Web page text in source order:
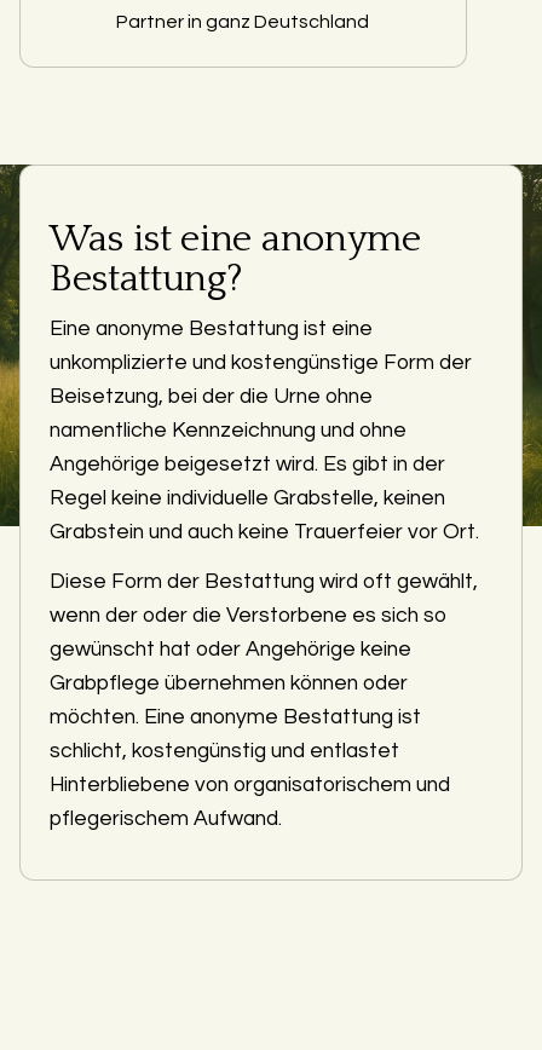
Partner in ganz Deutschland
Was ist eine anonyme
Bestattung?
Eine anonyme Bestattung ist eine
unkomplizierte und kostengünstige Form der
Beisetzung, bei der die Urne ohne
namentliche Kennzeichnung und ohne
Angehörige beigesetzt wird. Es gibt in der
Regel keine individuelle Grabstelle, keinen
Grabstein und auch keine Trauerfeier vor Ort.
Diese Form der Bestattung wird oft gewählt,
wenn der oder die Verstorbene es sich so
gewünscht hat oder Angehörige keine
Grabpflege übernehmen können oder
möchten. Eine anonyme Bestattung ist
schlicht, kostengünstig und entlastet
Hinterbliebene von organisatorischem und
pflegerischem Aufwand.